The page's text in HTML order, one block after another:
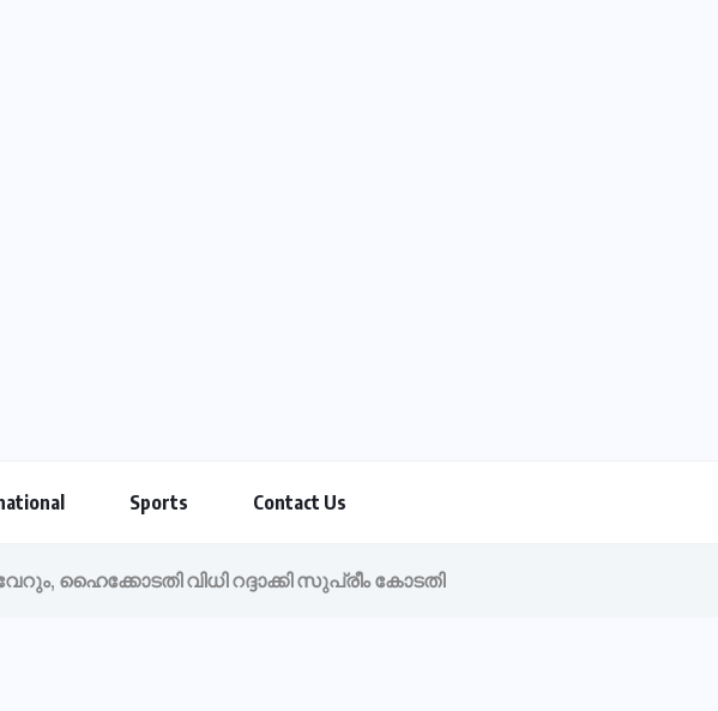
Sports Contact Us
ഹൈക്കോടതി വിധി റദ്ദാക്കി സുപ്രീം കോടതി